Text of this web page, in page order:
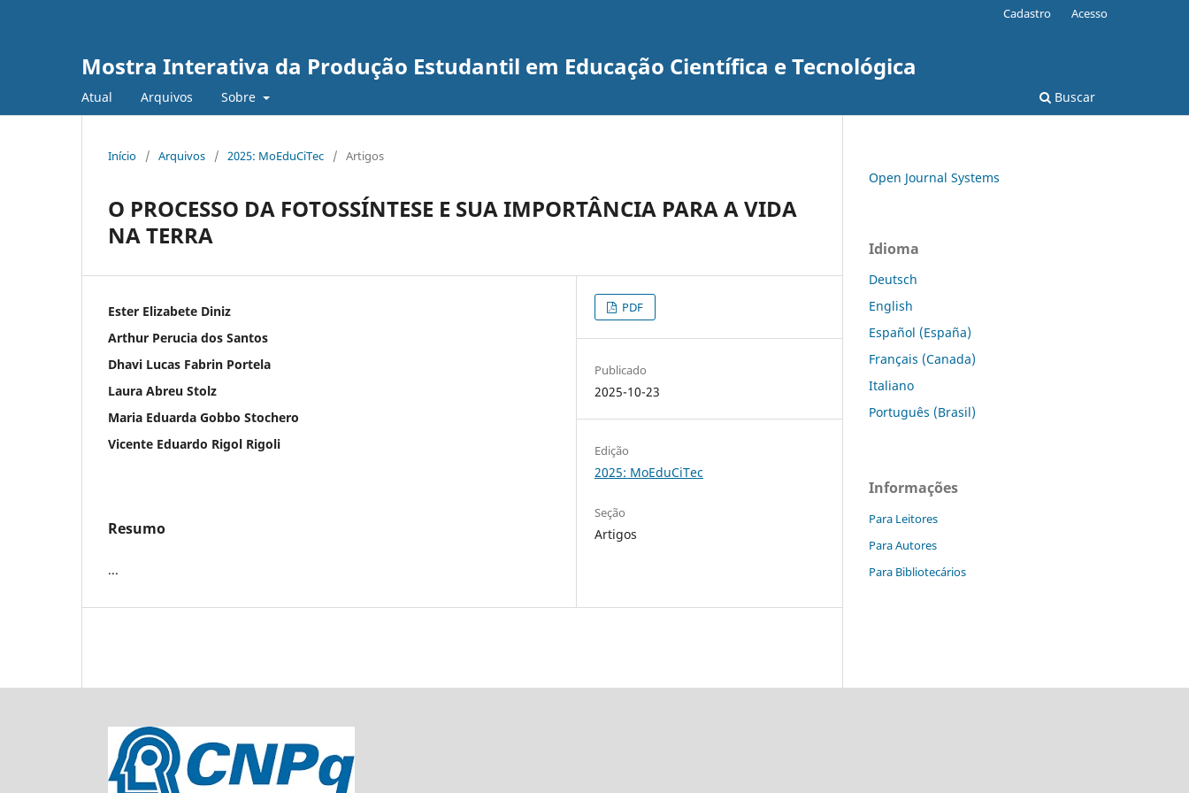
Mostra Interativa da Produção Estudantil em Educação Científica e Tecnológica
Atual Arquivos Sobre Buscar
Cadastro Acesso
Início / Arquivos / 2025: MoEduCiTec / Artigos
O PROCESSO DA FOTOSSÍNTESE E SUA IMPORTÂNCIA PARA A VIDA
NA TERRA
Ester Elizabete Diniz
Arthur Perucia dos Santos
Dhavi Lucas Fabrin Portela
Laura Abreu Stolz
Maria Eduarda Gobbo Stochero
Vicente Eduardo Rigol Rigoli
Resumo
...
PDF
Publicado
2025-10-23
Edição
2025: MoEduCiTec
Seção
Artigos
Open Journal Systems
Idioma
Deutsch
English
Español (España)
Français (Canada)
Italiano
Português (Brasil)
Informações
Para Leitores
Para Autores
Para Bibliotecários